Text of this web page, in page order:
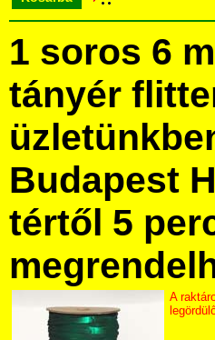
1 soros 6
tányér
Budapest
tértől 5
A